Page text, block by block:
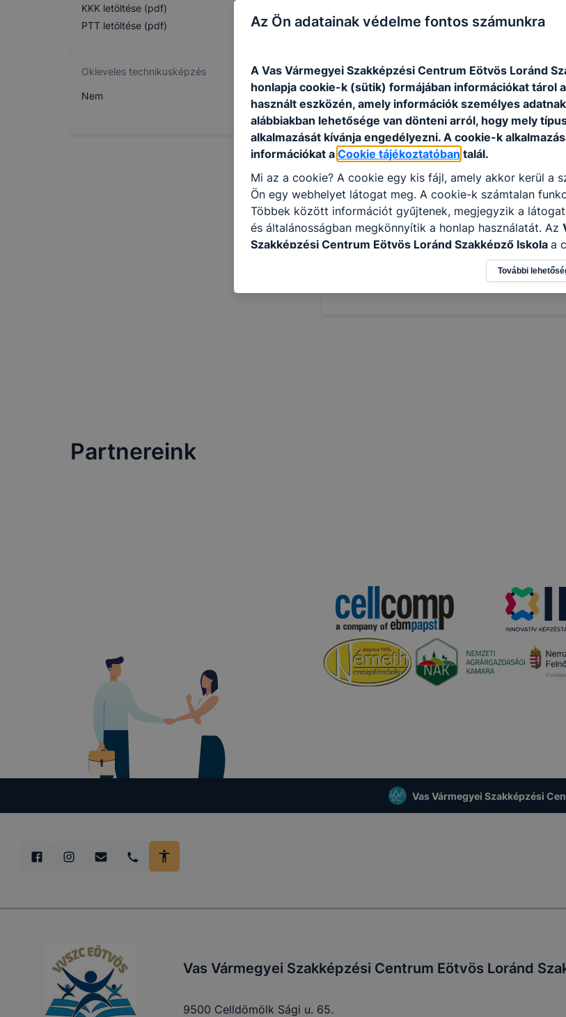
KKK letöltése (pdf)
PTT letöltése (pdf)
Okleveles technikusképzés
Nem
ajtókat és ablakokat, lépcsőt,
a termékek gyártása során
működteti a munkavégzéshez
gyártási dokumentáció alapján a
megmunkálását elvégzi;
bútoripari és épületasztalosipari
munkája során korszerű, és egyre
alkalmaz;
együttműködik a faipari- és
szakembereivel.
Megosztás
Partnereink
Vas Vármegyei Szakképzési
Vas Vármegyei Szakképzési Centrum Eötvös Loránd
9500 Celldömölk Sági u. 65.
Az Ön adatainak védelme fontos számunkra
A Vas Vármegyei Szakképzési Centrum Eötvös Loránd
honlapja cookie-k (sütik) formájában információkat tárol
használt eszközén, amely információk személyes
alábbiakban lehetősége van dönteni arról, hogy mely
alkalmazását kívánja engedélyezni. A cookie-k
információkat a Cookie tájékoztatóban talál.
Mi az a cookie? A cookie egy kis fájl, amely akkor kerül a
Ön egy webhelyet látogat meg. A cookie-k számtalan
Többek között információt gyűjtenek, megjegyzik a
és általánosságban megkönnyítik a honlap használatát. Az
Szakképzési Centrum Eötvös Loránd Szakképző Iskola a
következő célokból használja: információ gyűjtése azzal
használja Ön a honlapot -annak felmérésével, hogy a
látogatja, vagy használja leginkább, így megtudhatjuk,
További